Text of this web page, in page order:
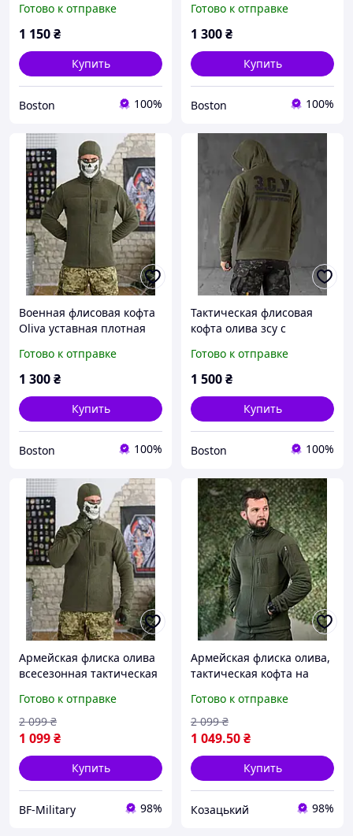
флисовая кофта плотная,
теплая армейская флиска
Готово к отправке
1 150₴
Купить
Boston 100%
олива, армейская флиска
ЗСУ военная кофта
Готово к отправке
1 300₴
Купить
Boston 100%
Военная флисовая кофта
Oliva уставная плотная
кофта с липучками
армейская флиска олива
Готово к отправке
1 300₴
Купить
Boston 100%
Тактическая флисовая
кофта олива зсу с
флиска олива для зсу
_M2_zx8c
Готово к отправке
1 500₴
Купить
Boston 100%
Армейская флиска олива
всесезонная тактическая
мужская флисовая кофта
хаки BAGS
Готово к отправке
1 099₴
2 099 ₴
Купить
BF-Military 98%
Армейская флиска олива,
тактическая кофта на
флисовая кофта хаки S
slyvk
Готово к отправке
1 049.50₴
2 099 ₴
Купить
Козацький 98%